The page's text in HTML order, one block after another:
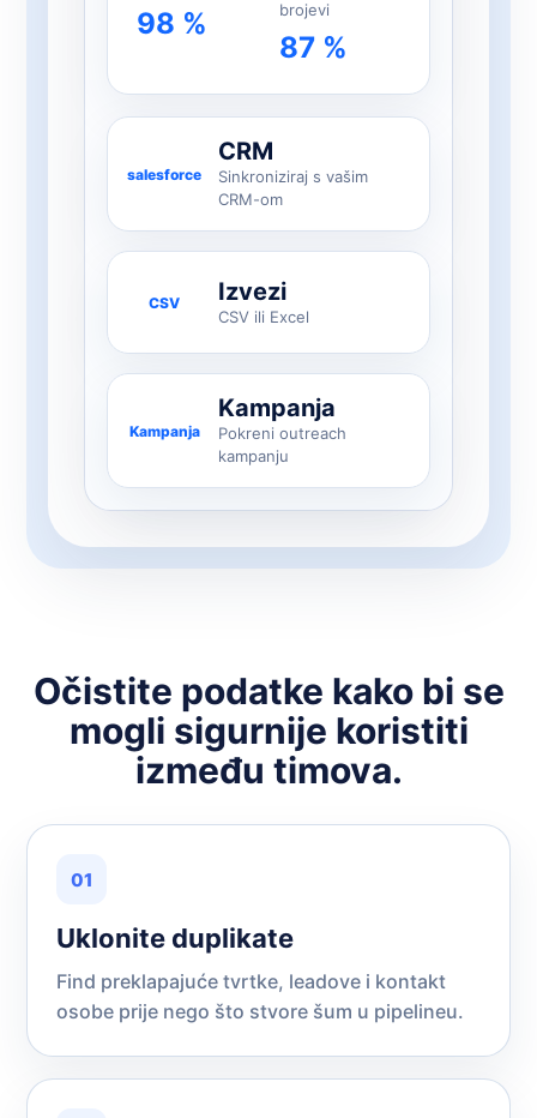
98 % brojevi
87 %
salesforce
CRM
Sinkroniziraj s vašim
CRM-om
CSV Izvezi
CSV ili Excel
Kampanja
Kampanja
Pokreni outreach
kampanju
Očistite podatke kako bi se
mogli sigurnije koristiti
između timova.
01
Uklonite duplikate
Find preklapajuće tvrtke, leadove i kontakt
osobe prije nego što stvore šum u pipelineu.